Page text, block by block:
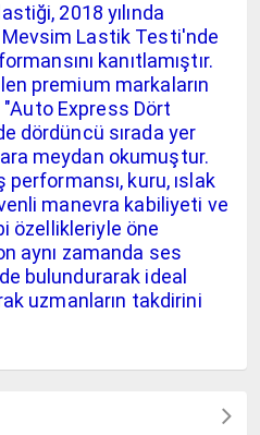
2018 yılında
Lastik Testi'nde
kanıtlamıştır.
premium markaların
"Auto Express Dört
dördüncü sırada yer
meydan okumuştur.
kuru, ıslak
manevra kabiliyeti ve
özellikleriyle öne
aynı zamanda ses
bulundurarak ideal
uzmanların takdirini